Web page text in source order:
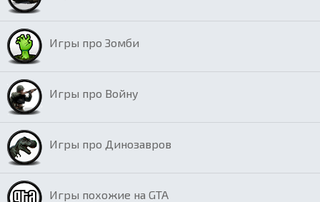
Игры про Зомби
Игры про Войну
Игры про Динозавров
Игры похожие на GTA